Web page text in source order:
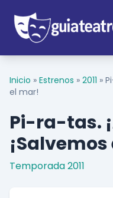
Inicio » Estrenos » 2011 »
el mar!
Pi-ra-tas.
Temporada 2011